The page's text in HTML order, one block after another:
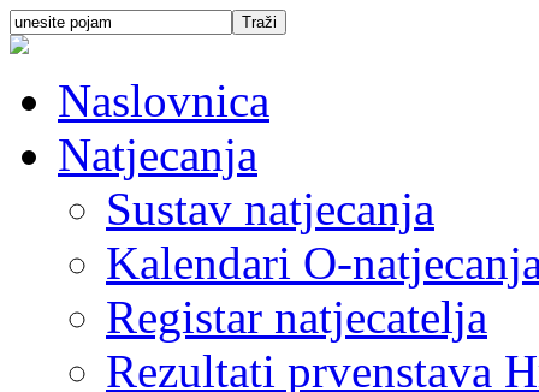
Naslovnica
Natjecanja
Sustav natjecanja
Kalendari O-
Registar natjecatelja
Rezultati prvenstava